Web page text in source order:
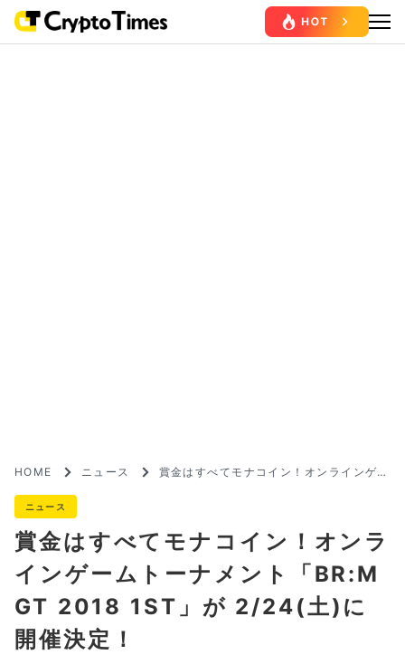
HOME ニュース
賞金はすべてモナコイン！オンラインゲー
ニュース
賞金はすべてモナコイン！オンラ
インゲームトーナメント「BR:M
GT 2018 1ST」が 2/24(土)に
開催決定！